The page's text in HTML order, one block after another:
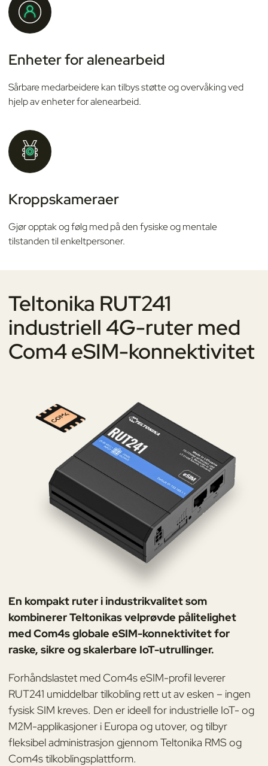
Enheter for alenearbeid
Sårbare medarbeidere kan tilbys støtte og overvåking ved
hjelp av enheter for alenearbeid.
Kroppskameraer
Gjør opptak og følg med på den fysiske og mentale
tilstanden til enkeltpersoner.
Teltonika RUT241
industriell 4G-ruter med
Com4 eSIM-konnektivitet
En kompakt ruter i industrikvalitet som
kombinerer Teltonikas velprøvde pålitelighet
med Com4s globale eSIM-konnektivitet for
raske, sikre og skalerbare IoT-utrullinger.
Forhåndslastet med Com4s eSIM-profil leverer
RUT241 umiddelbar tilkobling rett ut av esken – ingen
fysisk SIM kreves. Den er ideell for industrielle IoT- og
M2M-applikasjoner i Europa og utover, og tilbyr
fleksibel administrasjon gjennom Teltonika RMS og
Com4s tilkoblingsplattform.